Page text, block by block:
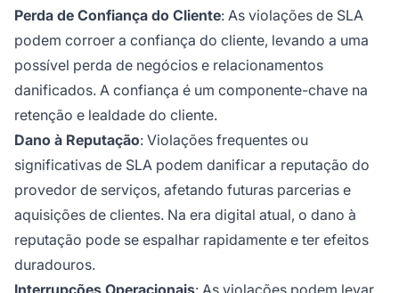
Perda de Confiança do Cliente: As violações de SLA
podem corroer a confiança do cliente, levando a uma
possível perda de negócios e relacionamentos
danificados. A confiança é um componente-chave na
retenção e lealdade do cliente.
Dano à Reputação: Violações frequentes ou
significativas de SLA podem danificar a reputação do
provedor de serviços, afetando futuras parcerias e
aquisições de clientes. Na era digital atual, o dano à
reputação pode se espalhar rapidamente e ter efeitos
duradouros.
Interrupções Operacionais: As violações podem levar